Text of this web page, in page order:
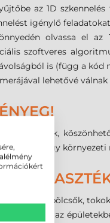
az 1D
igénylő
olvassa el
szoftveres
is (függ a kód
lehetővé
a nagy
töltők/bölcsők,
úton, mind az